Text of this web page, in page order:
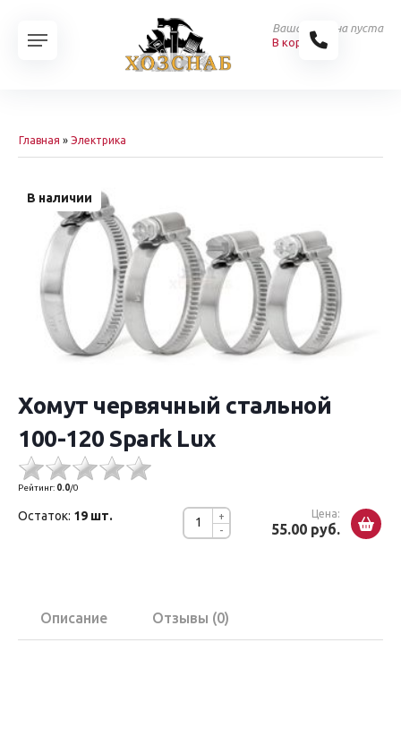
Ваша корзина пуста
В корзину
Главная » Электрика
В наличии
Хомут червячный стальной
100-120 Spark Lux
Рейтинг: 0.0/0
-
+ Цена:
55.00 руб.
Остаток: 19 шт.
Описание Отзывы (0)